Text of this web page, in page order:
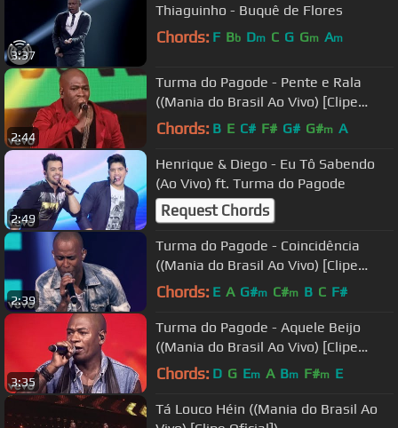
3:37
Thiaguinho - Buquê de Flores
Chords: F Bb Dm C G Gm Am
2:44
Turma do Pagode - Pente e Rala
((Mania do Brasil Ao Vivo) [Clipe
Oficial])
Chords: B E C# F# G# G#m A
2:49
Henrique & Diego - Eu Tô Sabendo
(Ao Vivo) ft. Turma do Pagode
Request Chords
2:39
Turma do Pagode - Coincidência
((Mania do Brasil Ao Vivo) [Clipe
Oficial])
Chords: E A G#m C#m B C F#
3:35
Turma do Pagode - Aquele Beijo
((Mania do Brasil Ao Vivo) [Clipe
Oficial])
Chords: D G Em A Bm F#m E
Tá Louco Héin ((Mania do Brasil Ao